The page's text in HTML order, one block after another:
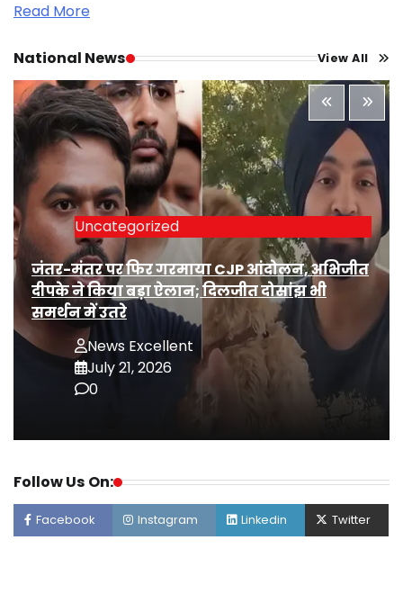
Read More
National News View All
Uncategorized
जंतर-मंतर पर फिर गरमाया CJP आंदोलन, अभिजीत
दीपके ने किया बड़ा ऐलान; दिलजीत दोसांझ भी
समर्थन में उतरे
News Excellent
July 21, 2026
0
Follow Us On:
Facebook Instagram Linkedin Twitter